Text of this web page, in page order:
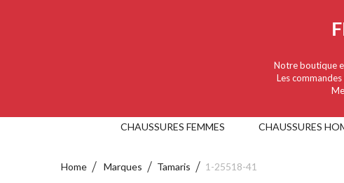
CHAUSSURES FEMMES CHAUSSURES
Notre boutique
Les
Home Marques Tamaris 1-25518-41